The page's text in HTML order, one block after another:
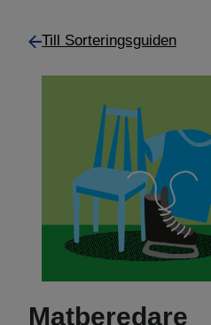
Till Sorteringsguiden
Matberedare